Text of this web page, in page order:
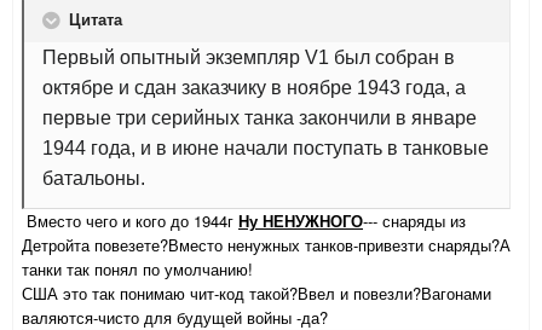
Цитата
Первый опытный экземпляр V1 был собран в
октябре и сдан заказчику в ноябре 1943 года, а
первые три серийных танка закончили в январе
1944 года, и в июне начали поступать в танковые
батальоны.
Вместо чего и кого до 1944г Ну НЕНУЖНОГО--- снаряды из
Детройта повезете?Вместо ненужных танков-привезти снаряды?А
танки так понял по умолчанию!
США это так понимаю чит-код такой?Ввел и повезли?Вагонами
валяются-чисто для будущей войны -да?